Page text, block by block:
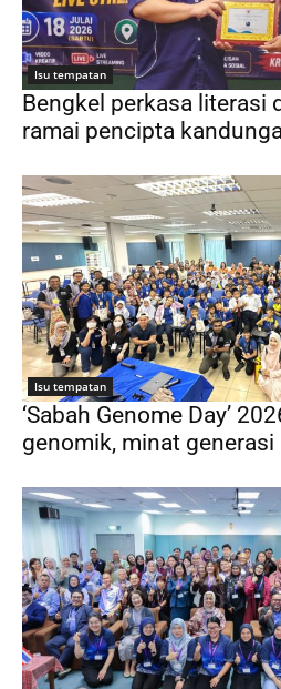
Isu tempatan
Bengkel perkasa literasi
ramai pencipta
Isu tempatan
‘Sabah Genome Day’
genomik, minat